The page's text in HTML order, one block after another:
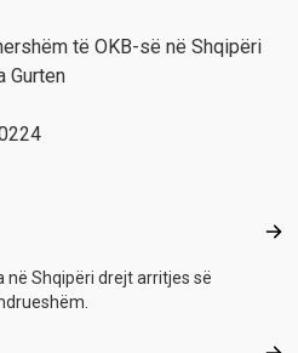
të OKB-së në Shqipëri
Gurten
në Shqipëri drejt arritjes së